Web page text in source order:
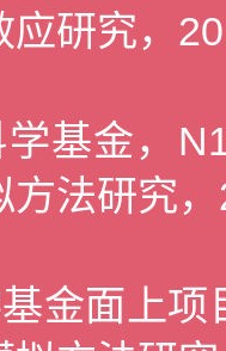
应研究，
基金，
方法研究
金面上